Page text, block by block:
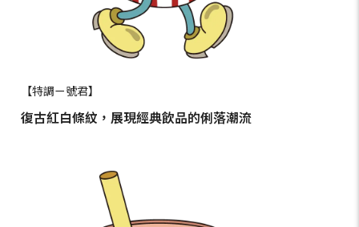
【特調ㄧ號君】
復古紅白條紋，展現經典飲品的俐落潮流